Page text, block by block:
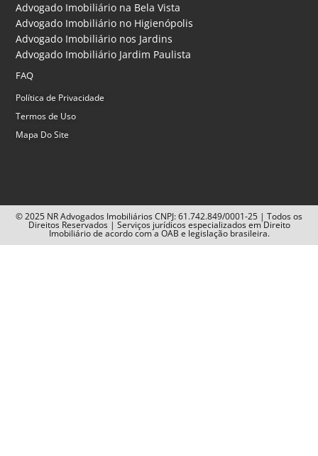
Advogado Imobiliário na Bela Vista
Advogado Imobiliário no Higienópolis
Advogado Imobiliário nos Jardins
Advogado Imobiliário Jardim Paulista
FAQ
Política de Privacidade
Termos de Uso
Mapa Do Site
© 2025 NR Advogados Imobiliários CNPJ: 61.742.849/0001-25 | Todos os
Direitos Reservados | Serviços jurídicos especializados em Direito
Imobiliário de acordo com a OAB e legislação brasileira.